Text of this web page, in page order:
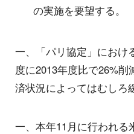
の実施を要望する。
一、「パリ協定」におけ
度に2013年度比で26%
済状況によってはむしろ
一、本年11月に行われる